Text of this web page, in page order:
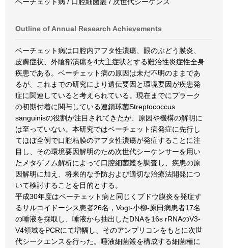
Outline of Annual Research Achievements
ベーチェット病は口腔内アフタ性潰瘍、眼のぶどう膜炎、
皮膚症状、外陰部潰瘍を4大主症状とする難治性炎症性全身
疾患である。ベーチェット病の原因は未だ不明のままであ
るが、これまでの研究により遺伝要因と環境要因が疾患発
症に関連していると考えられている。現在までにプラーク
の初期付着に関与している連鎖球菌Streptococcus
sanguinisの役割が注目されてきたが、原因や機構の解明に
は至っていない。本研究ではベーチェット病発症に先行し
てほぼ全例で口腔粘膜のアフタ性潰瘍が発症することに注
目し、その環境要因解明のため次世代シーケンサーを用い
たメタゲノム解析によって口腔細菌叢を調査し、疾患の原
因解明に加え、将来的な予防および適切な治療法開発につ
いて検討することを目的とする。
平成30年度はベーチェット病と同じくブドウ膜炎を発症す
るサルコイドーシス患者26名，Vogt-小柳-原田病患者17名
の唾液を採取し、唾液から抽出したDNAを16s rRNAのV3-
V4領域をPCRにて増幅し、そのアンプリコンをもとに次世
代シークエンスを行った。唾液細菌叢を構成する細菌種に